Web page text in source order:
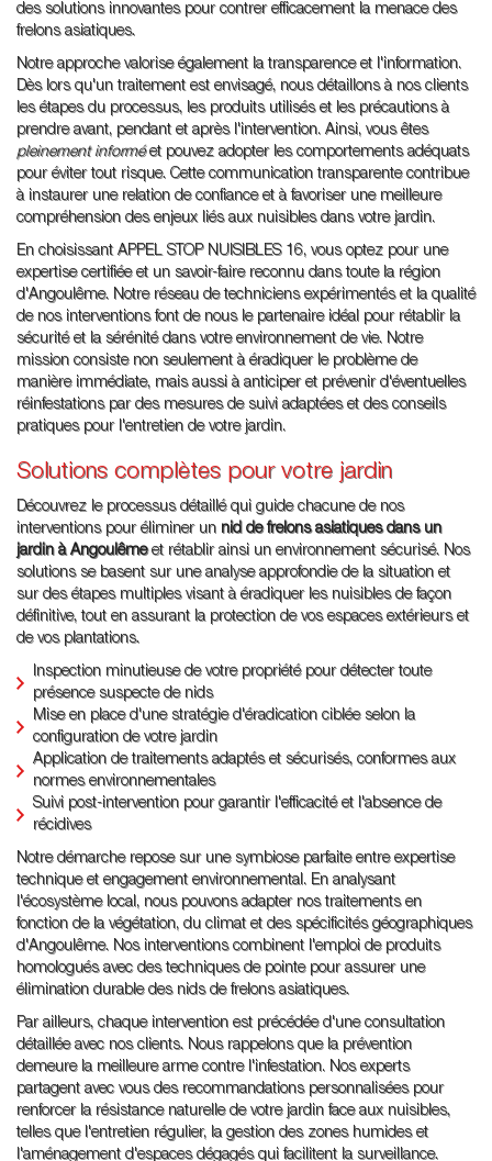
des solutions innovantes pour contrer efficacement la menace des
frelons asiatiques.
Notre approche valorise également la transparence et l'information.
Dès lors qu'un traitement est envisagé, nous détaillons à nos clients
les étapes du processus, les produits utilisés et les précautions à
prendre avant, pendant et après l'intervention. Ainsi, vous êtes
pleinement informéet pouvez adopter les comportements adéquats
pour éviter tout risque. Cette communication transparente contribue
à instaurer une relation de confiance et à favoriser une meilleure
compréhension des enjeux liés aux nuisibles dans votre jardin.
En choisissant APPEL STOP NUISIBLES 16, vous optez pour une
expertise certifiée et un savoir-faire reconnu dans toute la région
d'Angoulême. Notre réseau de techniciens expérimentés et la qualité
de nos interventions font de nous le partenaire idéal pour rétablir la
sécurité et la sérénité dans votre environnement de vie. Notre
mission consiste non seulement à éradiquer le problème de
manière immédiate, mais aussi à anticiper et prévenir d'éventuelles
réinfestations par des mesures de suivi adaptées et des conseils
pratiques pour l'entretien de votre jardin.
Solutions complètes pour votre jardin
Découvrez le processus détaillé qui guide chacune de nos
interventions pour éliminer un nid de frelons asiatiques dans un
jardin à Angoulêmeet rétablir ainsi un environnement sécurisé. Nos
solutions se basent sur une analyse approfondie de la situation et
sur des étapes multiples visant à éradiquer les nuisibles de façon
définitive, tout en assurant la protection de vos espaces extérieurs et
de vos plantations.
Inspection minutieuse de votre propriété pour détecter toute
présence suspecte de nids
Mise en place d'une stratégie d'éradication ciblée selon la
configuration de votre jardin
Application de traitements adaptés et sécurisés, conformes aux
normes environnementales
Suivi post-intervention pour garantir l'efficacité et l'absence de
récidives
Notre démarche repose sur une symbiose parfaite entre expertise
technique et engagement environnemental. En analysant
l'écosystème local, nous pouvons adapter nos traitements en
fonction de la végétation, du climat et des spécificités géographiques
d'Angoulême. Nos interventions combinent l'emploi de produits
homologués avec des techniques de pointe pour assurer une
élimination durable des nids de frelons asiatiques.
Par ailleurs, chaque intervention est précédée d'une consultation
détaillée avec nos clients. Nous rappelons que la prévention
demeure la meilleure arme contre l'infestation. Nos experts
partagent avec vous des recommandations personnalisées pour
renforcer la résistance naturelle de votre jardin face aux nuisibles,
telles que l'entretien régulier, la gestion des zones humides et
l'aménagement d'espaces dégagés qui facilitent la surveillance.